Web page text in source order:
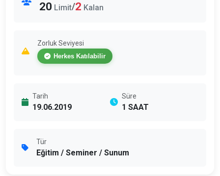
20 Limit/2 Kalan
Zorluk Seviyesi
Herkes Katılabilir
Tarih
19.06.2019
Süre
1 SAAT
Tür
Eğitim / Seminer / Sunum